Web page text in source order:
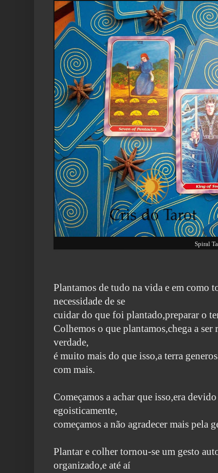
Spiral
Plantamos de tudo na vida e em como
necessidade de se
cuidar do que foi plantado,preparar o
Colhemos o que plantamos,chega a ser
verdade,
é muito mais do que isso,a terra
com mais.
Começamos a achar que isso,era devido
egoisticamente,
começamos a não agradecer mais pela
Plantar e colher tornou-se um gesto
organizado,e até aí